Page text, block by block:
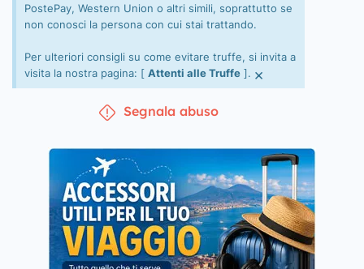
PostePay, Western Union o altri simili, soprattutto se
non conosci la persona con cui stai trattando.
Per ulteriori consigli su come evitare truffe, si invita a
visita la nostra pagina: [ Attenti alle Truffe ]. ×
Segnala abuso